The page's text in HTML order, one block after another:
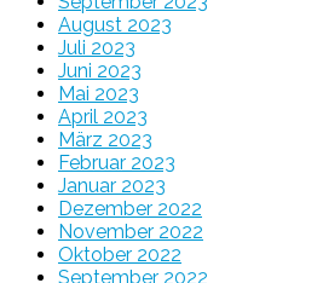
August 2023
Juli 2023
Juni 2023
Mai 2023
April 2023
März 2023
Februar 2023
Januar 2023
Dezember 2022
November 2022
Oktober 2022
September 2022